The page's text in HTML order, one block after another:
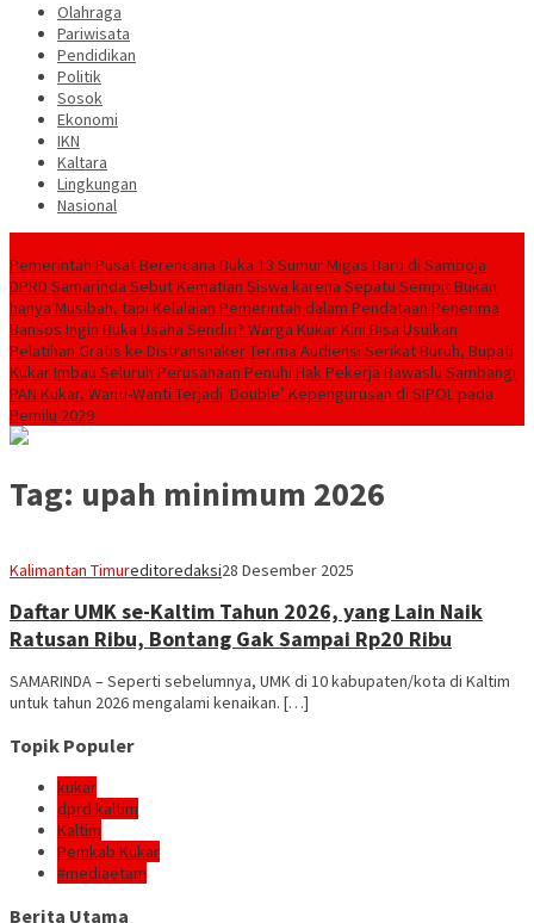
Olahraga
Pariwisata
Pendidikan
Politik
Sosok
Ekonomi
IKN
Kaltara
Lingkungan
Nasional
Pemerintah Pusat Berencana Buka 13 Sumur Migas Baru di Samboja
DPRD Samarinda Sebut Kematian Siswa karena Sepatu Sempit Bukan
hanya Musibah, tapi Kelalaian Pemerintah dalam Pendataan Penerima
Bansos Ingin Buka Usaha Sendiri? Warga Kukar Kini Bisa Usulkan
Pelatihan Gratis ke DistransnakerTerima Audiensi Serikat Buruh, Bupati
Kukar Imbau Seluruh Perusahaan Penuhi Hak Pekerja Bawaslu Sambangi
PAN Kukar, Wanti-Wanti Terjadi ‘Double’ Kepengurusan di SIPOL pada
Pemilu 2029
Tag: upah minimum 2026
Kalimantan Timureditoredaksi28 Desember 2025
Daftar UMK se-Kaltim Tahun 2026, yang Lain Naik
Ratusan Ribu, Bontang Gak Sampai Rp20 Ribu
SAMARINDA – Seperti sebelumnya, UMK di 10 kabupaten/kota di Kaltim
untuk tahun 2026 mengalami kenaikan. […]
Topik Populer
kukar
dprd kaltim
Kaltim
Pemkab Kukar
#mediaetam
Berita Utama